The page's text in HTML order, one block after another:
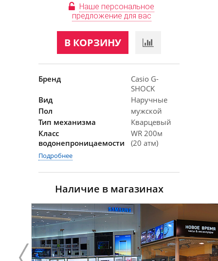
Наше персональное
предложение для вас
В КОРЗИНУ
Бренд
Casio G-
SHOCK
Вид
Наручные
Пол
мужской
Тип механизма
Кварцевый
Класс
водонепроницаемости
WR 200м
(20 атм)
Подробнее
Наличие в магазинах